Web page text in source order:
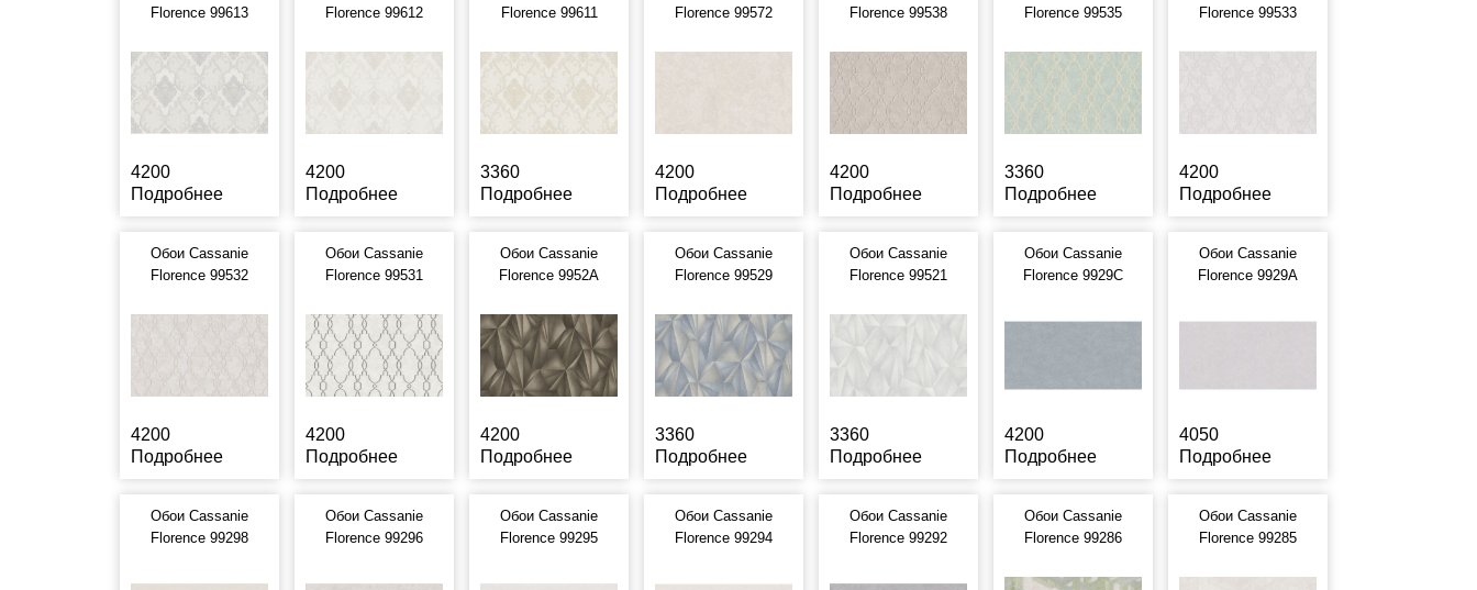
Florence 99613
4200
Подробнее
Florence 99612
4200
Подробнее
Florence 99611
3360
Подробнее
Florence 99572
4200
Подробнее
Florence 99538
4200
Подробнее
Florence 99535
3360
Подробнее
Florence 99533
4200
Подробнее
Обои Cassanie
Florence 99532
4200
Подробнее
Обои Cassanie
Florence 99531
4200
Подробнее
Обои Cassanie
Florence 9952A
4200
Подробнее
Обои Cassanie
Florence 99529
3360
Подробнее
Обои Cassanie
Florence 99521
3360
Подробнее
Обои Cassanie
Florence 9929C
4200
Подробнее
Обои Cassanie
Florence 9929A
4050
Подробнее
Обои Cassanie
Florence 99298
Обои Cassanie
Florence 99296
Обои Cassanie
Florence 99295
Обои Cassanie
Florence 99294
Обои Cassanie
Florence 99292
Обои Cassanie
Florence 99286
Обои Cassanie
Florence 99285